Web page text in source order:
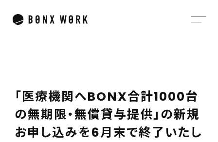
「医療機関へBONX合計1000台
の無期限・無償貸与提供」 の新規
お申 し込みを6月末で終了いた し